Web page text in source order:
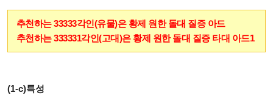
추천하는 33333각인(유물)은 황제 원한 돌대 질증 아드
추천하는 333331각인(고대)은 황제 원한 돌대 질증 타대 아드1
(1-c)특성